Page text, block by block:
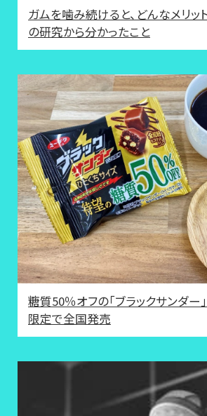
ガムを噛み続けると、どんなメリッ
の研究から分かったこと
糖質50％オフの「ブラックサンダー
限定で全国発売